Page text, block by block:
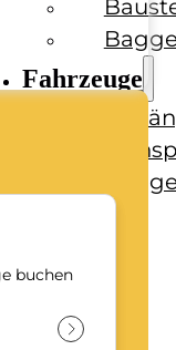
Fahrzeuge